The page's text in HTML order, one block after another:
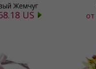
Жемчуг
US
от